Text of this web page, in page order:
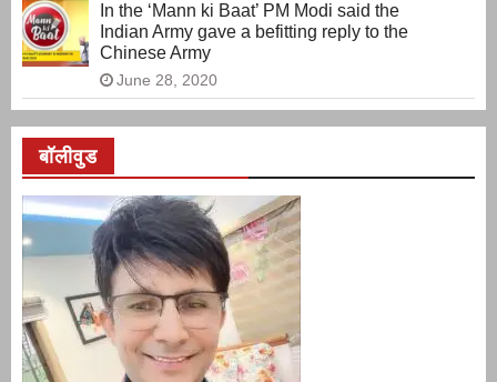
In the ‘Mann ki Baat’ PM Modi said the
Indian Army gave a befitting reply to the
Chinese Army
June 28, 2020
बॉलीवुड